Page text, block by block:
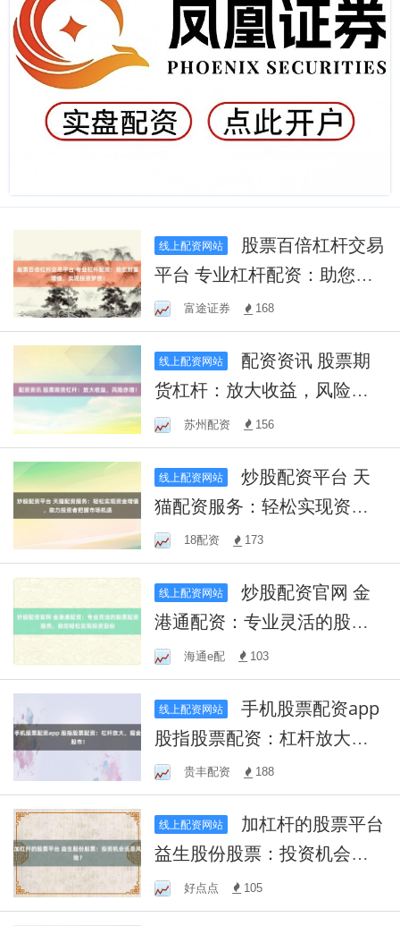
线上配资网站
平台 专业杠杆配资：助您财
富增值，实现投资梦想！
富途证券 168
线上配资网站
货杠杆：放大收益，风险亦
增！苏州配资 156
线上配资网站
炒股配资平台 天
猫配资服务：轻松实现资金
增值，助力投资者把握市场
机遇
18配资 173
线上配资网站
炒股配资官网 金
港通配资：专业灵活的股票
配资服务，助您轻松实现投
资目标
海通e配 103
线上配资网站
手机股票配资app
股指股票配资：杠杆放大，
掘金股市！
贵丰配资 188
线上配资网站
益生股份股票：投资机会还
是风险？
好点点 105